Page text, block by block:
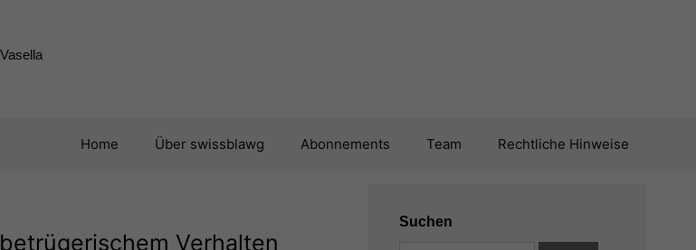
Home Über swissblawg Abonnements Team Rechtliche Hinweise
Verhalten
Suchen